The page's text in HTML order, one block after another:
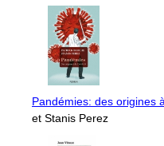
Pandémies: des origines
et Stanis Perez